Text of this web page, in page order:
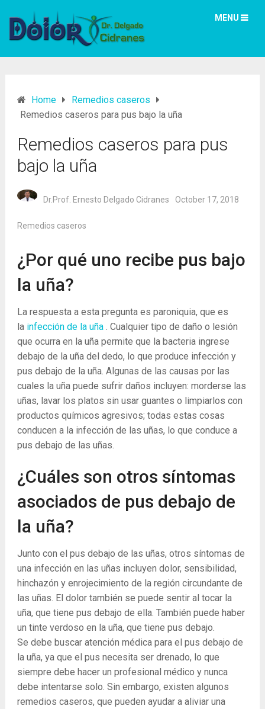
MENU
Home
Remedios caseros
Remedios caseros para pus bajo la uña
Remedios caseros para pus
bajo la uña
Dr.Prof. Ernesto Delgado Cidranes October 17, 2018
Remedios caseros
¿Por qué uno recibe pus bajo
la uña?
La respuesta a esta pregunta es paroniquia, que es
la infección de la uña. Cualquier tipo de daño o lesión
que ocurra en la uña permite que la bacteria ingrese
debajo de la uña del dedo, lo que produce infección y
pus debajo de la uña. Algunas de las causas por las
cuales la uña puede sufrir daños incluyen: morderse las
uñas, lavar los platos sin usar guantes o limpiarlos con
productos químicos agresivos; todas estas cosas
conducen a la infección de las uñas, lo que conduce a
pus debajo de las uñas.
¿Cuáles son otros síntomas
asociados de pus debajo de
la uña?
Junto con el pus debajo de las uñas, otros síntomas de
una infección en las uñas incluyen dolor, sensibilidad,
hinchazón y enrojecimiento de la región circundante de
las uñas. El dolor también se puede sentir al tocar la
uña, que tiene pus debajo de ella. También puede haber
un tinte verdoso en la uña, que tiene pus debajo.
Se debe buscar atención médica para el pus debajo de
la uña, ya que el pus necesita ser drenado, lo que
siempre debe hacer un profesional médico y nunca
debe intentarse solo. Sin embargo, existen algunos
remedios caseros, que pueden ayudar a aliviar una